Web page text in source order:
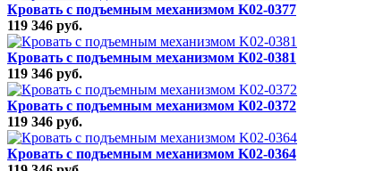
Кровать с подъемным механизмом K02-0377
119 346 руб.
Кровать с подъемным механизмом K02-0381
119 346 руб.
Кровать с подъемным механизмом K02-0372
119 346 руб.
Кровать с подъемным механизмом K02-0364